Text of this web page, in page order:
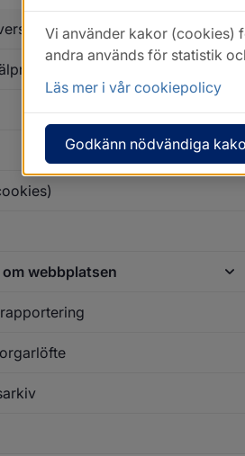
och tillgänglighet
webbplatsen
Vi använder kakor (cookies)
andra används för statistik
Läs mer i vår cookiepolicy
Godkänn nödvändiga